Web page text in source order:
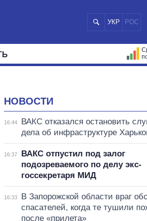
УКР РОС
НОВОСТИ
16:44
ВАКС отказался остановить
дела об инфраструктуре
16:37
ВАКС отпустил под залог
подозреваемого по делу экс-
госсекретаря МИД
16:33
В Запорожской области враг
спасателей, когда те тушили
после «прилета»